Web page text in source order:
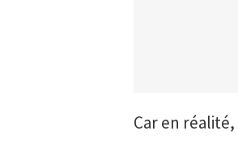
Car en réalité,